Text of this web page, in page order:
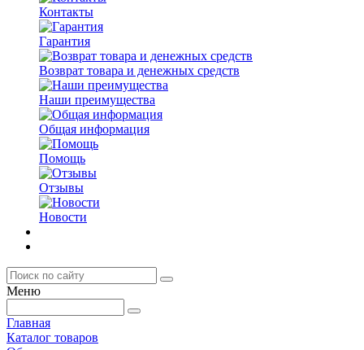
Контакты
Гарантия
Возврат товара и денежных средств
Наши преимущества
Общая информация
Помощь
Отзывы
Новости
Меню
Главная
Каталог товаров